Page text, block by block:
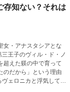
存知ない？それは
王子のヴィル・ド・ノ
のだから」という理由
ェロニカと浮気してお
、静謐なはずの神殿